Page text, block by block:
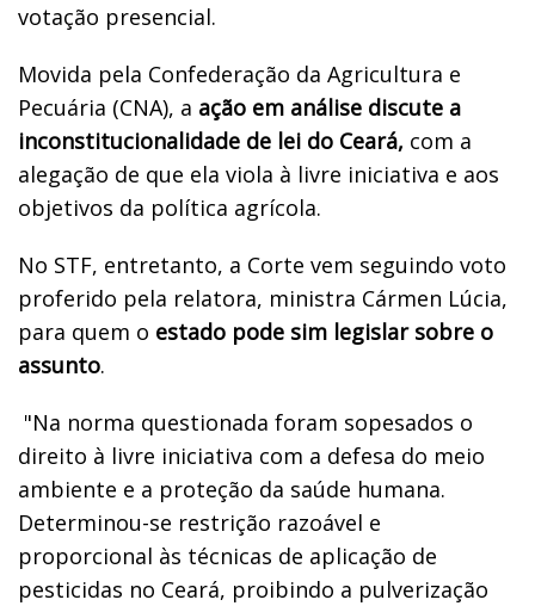
votação presencial.
Movida pela Confederação da Agricultura e
Pecuária (CNA), a ação em análise discute a
inconstitucionalidade de lei do Ceará, com a
alegação de que ela viola à livre iniciativa e aos
objetivos da política agrícola.
No STF, entretanto, a Corte vem seguindo voto
proferido pela relatora, ministra Cármen Lúcia,
para quem o estado pode sim legislar sobre o
assunto.
"Na norma questionada foram sopesados o
direito à livre iniciativa com a defesa do meio
ambiente e a proteção da saúde humana.
Determinou-se restrição razoável e
proporcional às técnicas de aplicação de
pesticidas no Ceará, proibindo a pulverização